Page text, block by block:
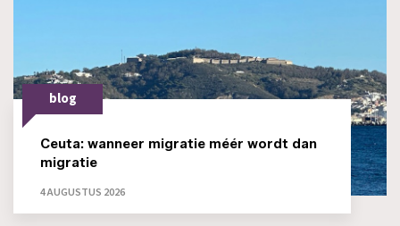
blog
Ceuta: wanneer migratie méér wordt dan
migratie
4 AUGUSTUS 2026